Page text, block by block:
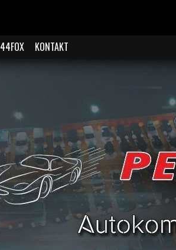
44FOX KONTAKT